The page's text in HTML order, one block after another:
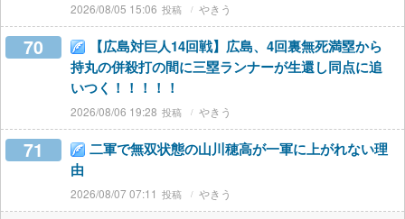
2026/08/05 15:06 やきう
70
【広島対巨人14回戦】広島、4回裏無死満塁から
持丸の併殺打の間に三塁ランナーが生還し同点に追
いつく！！！！！
2026/08/06 19:28 やきう
71
二軍で無双状態の山川穂高が一軍に上がれない理
由
2026/08/07 07:11 やきう